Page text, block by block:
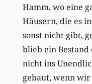
Hamm, wo eine
Häusern, die es
sonst nicht gibt,
blieb ein
nicht ins
gebaut, wenn wir